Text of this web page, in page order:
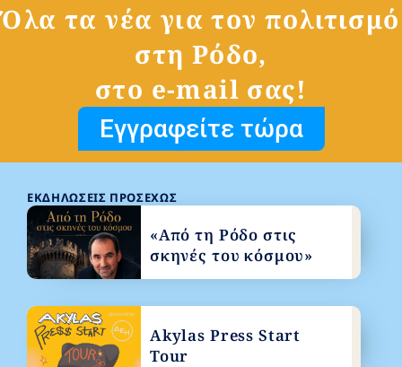
Όλα τα νέα για τον πολιτισμό
στη Ρόδο,
στο e-mail σας!
Εγγραφείτε τώρα
ΕΚΔΗΛΏΣΕΙΣ ΠΡΟΣΕΧΏΣ
«Από τη Ρόδο στις
σκηνές του κόσμου»
Akylas Press Start
Tour